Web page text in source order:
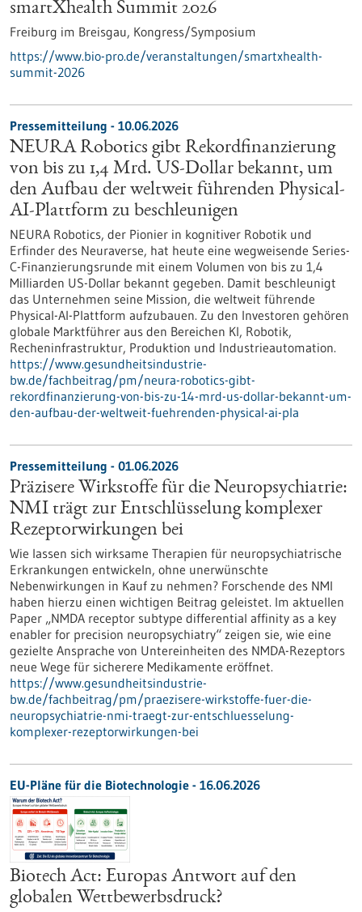
smartXhealth Summit 2026
Freiburg im Breisgau, Kongress/Symposium
https://www.bio-pro.de/veranstaltungen/smartxhealth-
summit-2026
Pressemitteilung - 10.06.2026
NEURA Robotics gibt Rekordfinanzierung
von bis zu 1,4 Mrd. US-Dollar bekannt, um
den Aufbau der weltweit führenden Physical-
AI-Plattform zu beschleunigen
NEURA Robotics, der Pionier in kognitiver Robotik und
Erfinder des Neuraverse, hat heute eine wegweisende Series-
C-Finanzierungsrunde mit einem Volumen von bis zu 1,4
Milliarden US-Dollar bekannt gegeben. Damit beschleunigt
das Unternehmen seine Mission, die weltweit führende
Physical-AI-Plattform aufzubauen. Zu den Investoren gehören
globale Marktführer aus den Bereichen KI, Robotik,
Recheninfrastruktur, Produktion und Industrieautomation.
https://www.gesundheitsindustrie-
bw.de/fachbeitrag/pm/neura-robotics-gibt-
rekordfinanzierung-von-bis-zu-14-mrd-us-dollar-bekannt-um-
den-aufbau-der-weltweit-fuehrenden-physical-ai-pla
Pressemitteilung - 01.06.2026
Präzisere Wirkstoffe für die Neuropsychiatrie:
NMI trägt zur Entschlüsselung komplexer
Rezeptorwirkungen bei
Wie lassen sich wirksame Therapien für neuropsychiatrische
Erkrankungen entwickeln, ohne unerwünschte
Nebenwirkungen in Kauf zu nehmen? Forschende des NMI
haben hierzu einen wichtigen Beitrag geleistet. Im aktuellen
Paper „NMDA receptor subtype differential affinity as a key
enabler for precision neuropsychiatry“ zeigen sie, wie eine
gezielte Ansprache von Untereinheiten des NMDA-Rezeptors
neue Wege für sicherere Medikamente eröffnet.
https://www.gesundheitsindustrie-
bw.de/fachbeitrag/pm/praezisere-wirkstoffe-fuer-die-
neuropsychiatrie-nmi-traegt-zur-entschluesselung-
komplexer-rezeptorwirkungen-bei
EU-Pläne für die Biotechnologie - 16.06.2026
Biotech Act: Europas Antwort auf den
globalen Wettbewerbsdruck?